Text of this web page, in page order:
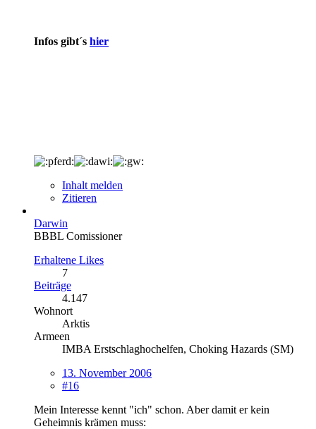
Infos gibt´s hier
Inhalt melden
Zitieren
Darwin
BBBL Comissioner
Erhaltene Likes
7
Beiträge
4.147
Wohnort
Arktis
Armeen
IMBA Erstschlaghochelfen, Choking Hazards (SM)
13. November 2006
#16
Mein Interesse kennt "ich" schon. Aber damit er kein
Geheimnis krämen muss: